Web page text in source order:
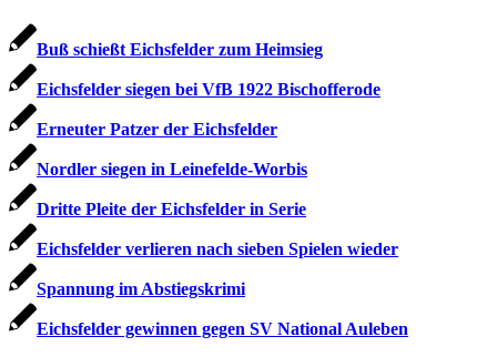
Buß schießt Eichsfelder zum Heimsieg
Eichsfelder siegen bei VfB 1922 Bischofferode
Erneuter Patzer der Eichsfelder
Nordler siegen in Leinefelde-Worbis
Dritte Pleite der Eichsfelder in Serie
Eichsfelder verlieren nach sieben Spielen wieder
Spannung im Abstiegskrimi
Eichsfelder gewinnen gegen SV National Auleben